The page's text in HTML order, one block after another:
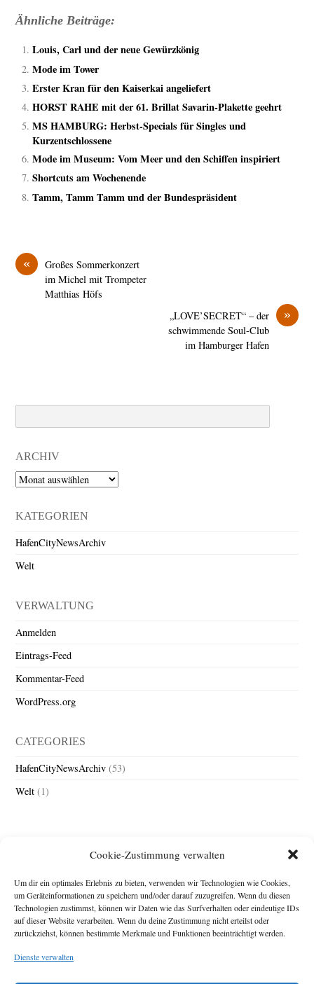
Cookie-Zustimmung verwalten
Um dir ein optimales Erlebnis zu bieten, verwenden wir Technologien wie Cookies,
um Geräteinformationen zu speichern und/oder darauf zuzugreifen. Wenn du diesen
Technologien zustimmst, können wir Daten wie das Surfverhalten oder eindeutige IDs
auf dieser Website verarbeiten. Wenn du deine Zustimmung nicht erteilst oder
zurückziehst, können bestimmte Merkmale und Funktionen beeinträchtigt werden.
Dienste verwalten
Ähnliche Beiträge:
Louis, Carl und der neue Gewürzkönig
Mode im Tower
Erster Kran für den Kaiserkai angeliefert
HORST RAHE mit der 61. Brillat Savarin-Plakette geehrt
MS HAMBURG: Herbst-Specials für Singles und
Kurzentschlossene
Mode im Museum: Vom Meer und den Schiffen inspiriert
Shortcuts am Wochenende
Tamm, Tamm Tamm und der Bundespräsident
«
Großes Sommerkonzert
im Michel mit Trompeter
Matthias Höfs
»
„LOVE’SECRET“ – der
schwimmende Soul-Club
im Hamburger Hafen
ARCHIV
Archiv
KATEGORIEN
HafenCityNewsArchiv
Welt
VERWALTUNG
Anmelden
Eintrags-Feed
Kommentar-Feed
WordPress.org
CATEGORIES
HafenCityNewsArchiv (53)
Welt (1)
Impressum
Michael Baden,